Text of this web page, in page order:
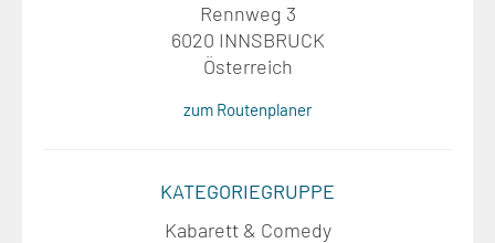
Rennweg 3
6020 INNSBRUCK
Österreich
zum Routenplaner
KATEGORIEGRUPPE
Kabarett & Comedy